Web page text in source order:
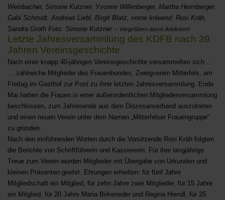
Weinbacher, Simone Kutzner, Yvonne Willenberger, Martha Herrnberger,
Gabi Schmidt, Andreas Liebl, Birgit Blatz, vorne knieend: Rosi Kräh,
Sandra Groth Foto: Simone Kutzner – Vergrößern durch Anklicken!
Letzte Jahresversammlung des KDFB nach 39
Jahren Vereinsgeschichte
Nach einer knapp 40-jährigen Vereinsgeschichte versammelten sich …
… zahlreiche Mitglieder des Frauenbundes, Zweigverein Mitterfels, am
Freitag im Gasthof zur Post zu ihrer letzten Jahresversammlung. Ende
Mai hatten die Frauen in einer außerordentlichen Mitgliederversammlung
beschlossen, zum Jahresende aus dem Diözesanverband auszutreten
und einen neuen Verein unter dem Namen „Mitterfelser Frauengruppe“
zu gründen.
Nach den einführenden Worten durch die Vorsitzende Rosi Kräh folgten
die Berichte von Schriftführerin und Kassiererin. Für ihre langjährige
Treue zum Verein wurden Mitglieder mit Übergabe von Urkunden und
kleinen Präsenten geehrt. Ehrungen erhielten: für fünf Jahre
Mitgliedschaft ein Mitglied, für zehn Jahre zwei Mitglieder, für 15 Jahre
ein Mitglied, für 20 Jahre Maria Birkeneder und Regina Hiendl, für 25